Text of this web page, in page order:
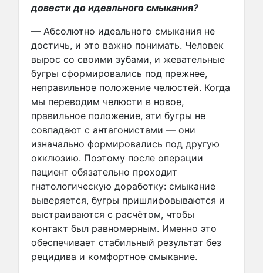
довести до идеального смыкания?
— Абсолютно идеального смыкания не
достичь, и это важно понимать. Человек
вырос со своими зубами, и жевательные
бугры сформировались под прежнее,
неправильное положение челюстей. Когда
мы переводим челюсти в новое,
правильное положение, эти бугры не
совпадают с антагонистами — они
изначально формировались под другую
окклюзию. Поэтому после операции
пациент обязательно проходит
гнатологическую доработку: смыкание
выверяется, бугры пришлифовываются и
выстраиваются с расчётом, чтобы
контакт был равномерным. Именно это
обеспечивает стабильный результат без
рецидива и комфортное смыкание.